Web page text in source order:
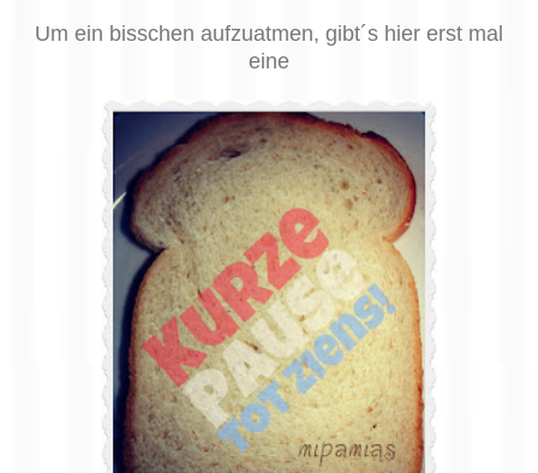
Um ein bisschen aufzuatmen, gibt´s hier erst mal
eine